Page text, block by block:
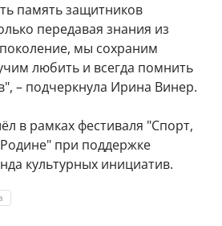
память защитников
передавая знания из
мы сохраним
любить и всегда помнить
– подчеркнула Ирина Винер.
в рамках фестиваля "Спорт,
при поддержке
культурных инициатив.